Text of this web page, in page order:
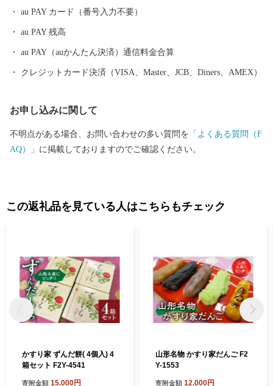
が温泉です。山形県は、全ての市町村に温泉が湧出し、山や渓谷
海沿いの温泉など、様々なタイプの温泉を楽しむことができま
す。 ふるさと納税を機に山形へお越しいただき、旬の味覚、歴史
や文化、自然をお楽しみください。
au PAY カード（番号入力不要）
au PAY 残高
au PAY（auかんたん決済）通信料金合算
クレジットカード決済（VISA、Master、JCB、Diners、AMEX）
お申し込みに関して
不明点がある場合、お問い合わせの多い質問を 「よくある質問（F
AQ）」 に掲載しておりますのでご確認ください。
この返礼品を見ている人はこちらもチェック
かすり家 ずんだ餅( 4個入) 4
箱セット F2Y-4541
寄附金額 15,000円
山形名物 かすり家だんご F2
Y-1553
寄附金額 12,000円